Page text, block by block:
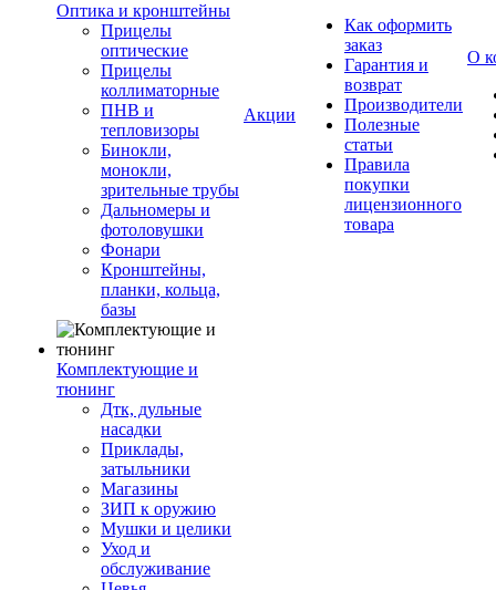
Оптика и кронштейны
Прицелы
оптические
Прицелы
коллиматорные
ПНВ и
тепловизоры
Бинокли,
монокли,
зрительные трубы
Дальномеры и
фотоловушки
Фонари
Кронштейны,
планки, кольца,
базы
Комплектующие и
тюнинг
Дтк, дульные
насадки
Приклады,
затыльники
Магазины
ЗИП к оружию
Мушки и целики
Уход и
обслуживание
Акции
Как оформить
заказ
Гарантия и
возврат
Производители
Полезные
статьи
Правила
покупки
лицензионного
товара
О